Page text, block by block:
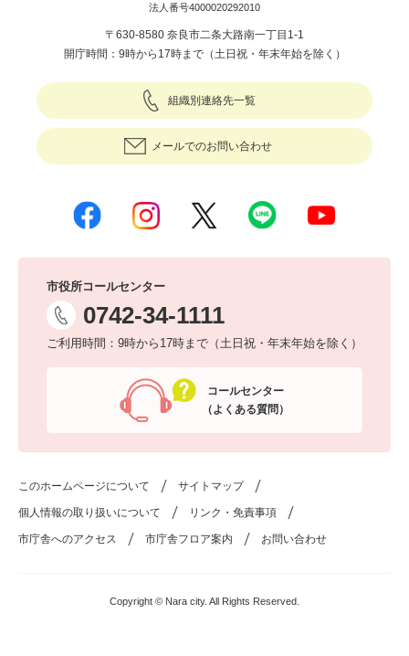
法人番号4000020292010
〒630-8580 奈良市二条大路南一丁目1-1
開庁時間：9時から17時まで（土日祝・年末年始を除く）
組織別連絡先一覧
メールでのお問い合わせ
市役所コールセンター
0742-34-1111
ご利用時間：9時から17時まで（土日祝・年末年始を除く）
コールセンター
（よくある質問）
このホームページについて サイトマップ
個人情報の取り扱いについて リンク・免責事項
市庁舎へのアクセス 市庁舎フロア案内 お問い合わせ
Copyright © Nara city. All Rights Reserved.